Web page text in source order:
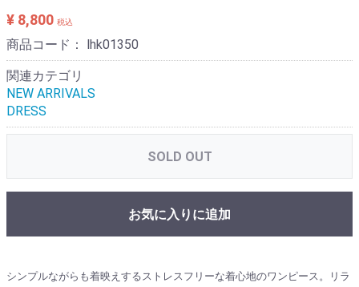
¥ 8,800 税込
商品コード： lhk01350
関連カテゴリ
NEW ARRIVALS
DRESS
SOLD OUT
お気に入りに追加
シンプルながらも着映えするストレスフリーな着心地のワンピース。
リラ